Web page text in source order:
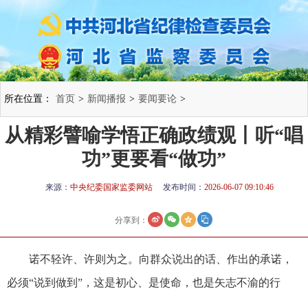
所在位置： 首页 > 新闻播报 > 要闻要论 >
从精彩譬喻学悟正确政绩观丨听“唱
功”更要看“做功”
来源： 中央纪委国家监委网站 发布时间： 2026-06-07 09:10:46
分享到：
诺不轻许、许则为之。向群众说出的话、作出的承诺，
必须“说到做到”，这是初心、是使命，也是矢志不渝的行